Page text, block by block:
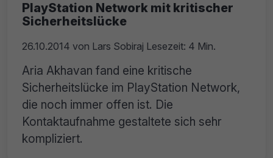
PlayStation Network mit kritischer
Sicherheitslücke
26.10.2014 von Lars Sobiraj Lesezeit: 4 Min.
Aria Akhavan fand eine kritische
Sicherheitslücke im PlayStation Network,
die noch immer offen ist. Die
Kontaktaufnahme gestaltete sich sehr
kompliziert.